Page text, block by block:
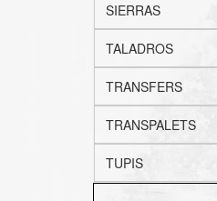
SIERRAS
TALADROS
TRANSFERS
TRANSPALETS
TUPIS